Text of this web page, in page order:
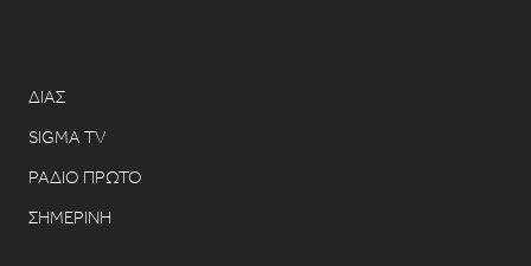
ΔΙΑΣ
SIGMA TV
ΡΑΔΙΟ ΠΡΩΤΟ
ΣΗΜΕΡΙΝΗ